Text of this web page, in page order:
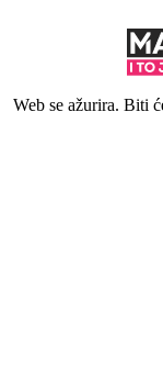
Web se ažurira. Biti